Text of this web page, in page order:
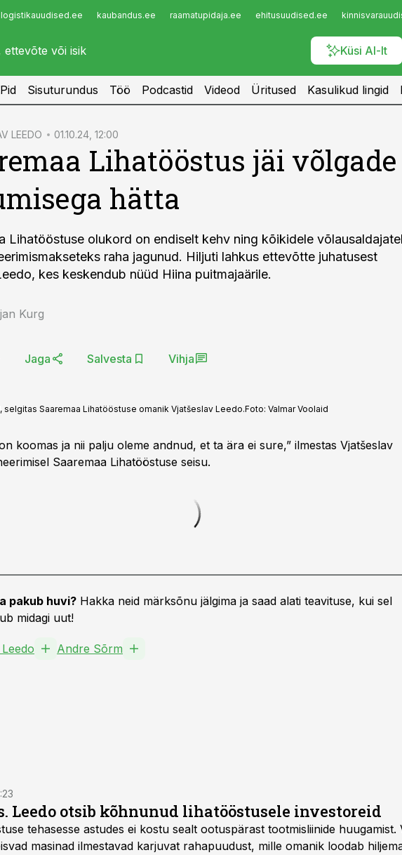
logistikauudised.ee kaubandus.ee raamatupidaja.ee ehitusuudised.ee
Küsi AI-lt
Infopank
Sisuturundus Töö Podcastid Videod Üritused Kasulikud lingid
LEEDO 01.10.24, 12:00
Lihatööstus jäi võlgade
hätta
Lihatööstuse olukord on endiselt kehv ning kõikidele
raha jagunud. Hiljuti lahkus ettevõtte juhatusest
kes keskendub nüüd Hiina puitmajaärile.
Kurg
Jaga Salvesta Vihja
Saaremaa Lihatööstuse omanik Vjatšeslav Leedo.Foto: Valmar Voolaid
koomas ja nii palju oleme andnud, et ta ära ei sure,” ilmestas Vjatšeslav
Saaremaa Lihatööstuse seisu.
pakub huvi? Hakka neid märksõnu jälgima ja saad alati teavituse, kui sel
midagi uut!
Andre Sõrm
Leedo otsib kõhnunud lihatööstusele investoreid
tehasesse astudes ei kostu sealt ootuspärast tootmisliinide huugamist.
masinad ilmestavad karjuvat rahapuudust, mille omanik loodab